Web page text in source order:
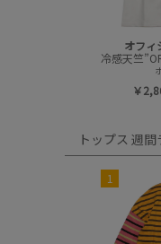
オフィ
￥
トップス 週
1